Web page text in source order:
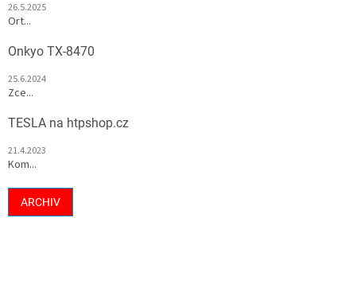
26.5.2025
Ort...
Onkyo TX-8470
25.6.2024
Zce...
TESLA na htpshop.cz
21.4.2023
Kom...
ARCHIV